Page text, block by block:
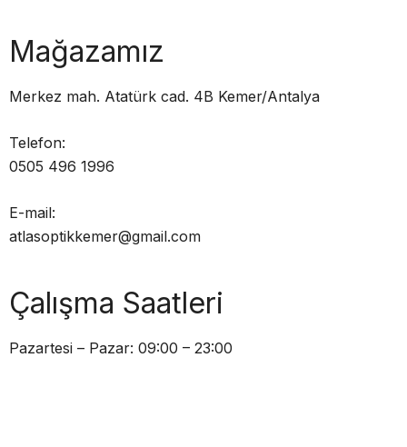
Mağazamız
Merkez mah. Atatürk cad. 4B Kemer/Antalya
Telefon:
0505 496 1996
E-mail:
atlasoptikkemer@gmail.com
Çalışma Saatleri
Pazartesi – Pazar: 09:00 – 23:00